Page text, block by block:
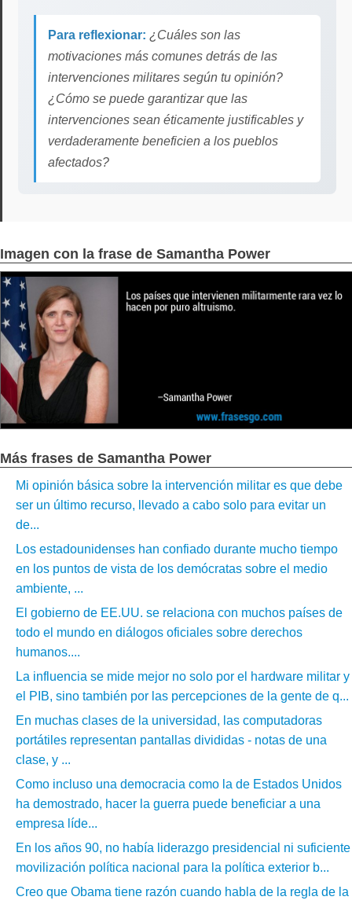
Para reflexionar: ¿Cuáles son las
motivaciones más comunes detrás de las
intervenciones militares según tu opinión?
¿Cómo se puede garantizar que las
intervenciones sean éticamente justificables y
verdaderamente beneficien a los pueblos
afectados?
Imagen con la frase de Samantha Power
Más frases de Samantha Power
Mi opinión básica sobre la intervención militar es que debe
ser un último recurso, llevado a cabo solo para evitar un
de...
Los estadounidenses han confiado durante mucho tiempo
en los puntos de vista de los demócratas sobre el medio
ambiente, ...
El gobierno de EE.UU. se relaciona con muchos países de
todo el mundo en diálogos oficiales sobre derechos
humanos....
La influencia se mide mejor no solo por el hardware militar y
el PIB, sino también por las percepciones de la gente de q...
En muchas clases de la universidad, las computadoras
portátiles representan pantallas divididas - notas de una
clase, y ...
Como incluso una democracia como la de Estados Unidos
ha demostrado, hacer la guerra puede beneficiar a una
empresa líde...
En los años 90, no había liderazgo presidencial ni suficiente
movilización política nacional para la política exterior b...
Creo que Obama tiene razón cuando habla de la regla de la